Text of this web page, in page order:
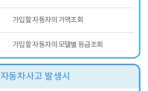
가입할 자동차의 가액조회
가입할 자동차의 모델별 등급조회
자동차사고 발생시